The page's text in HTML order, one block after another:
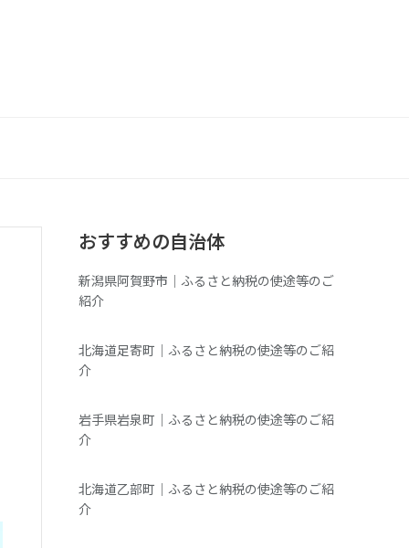
おすすめの自治体
新潟県阿賀野市｜ふるさと納税の使途等のご
紹介
北海道足寄町｜ふるさと納税の使途等のご紹
介
岩手県岩泉町｜ふるさと納税の使途等のご紹
介
北海道乙部町｜ふるさと納税の使途等のご紹
介